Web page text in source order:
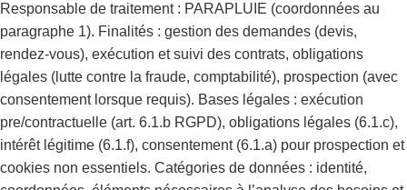
Responsable de traitement : PARAPLUIE (coordonnées au
paragraphe 1). Finalités : gestion des demandes (devis,
rendez-vous), exécution et suivi des contrats, obligations
légales (lutte contre la fraude, comptabilité), prospection (avec
consentement lorsque requis). Bases légales : exécution
pre/contractuelle (art. 6.1.b RGPD), obligations légales (6.1.c),
intérêt légitime (6.1.f), consentement (6.1.a) pour prospection et
cookies non essentiels. Catégories de données : identité,